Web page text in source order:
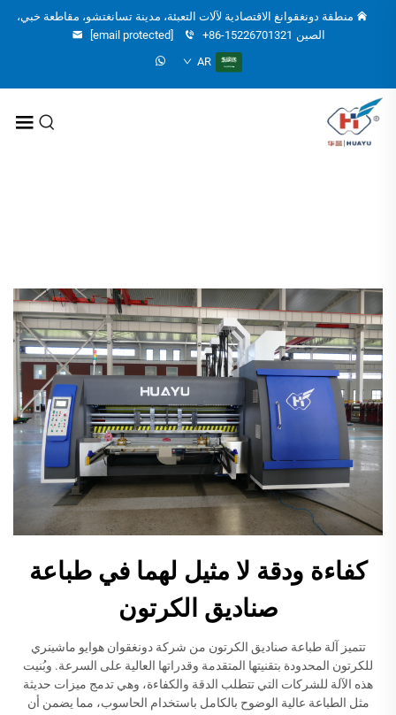
منطقة دونغقوانغ الاقتصادية لآلات التعبئة، مدينة تسانغتشو، مقاطعة خبي،
الصين +86-15226701321
[email protected]
AR
كفاءة ودقة لا مثيل لهما في طباعة
صناديق الكرتون
تتميز آلة طباعة صناديق الكرتون من شركة دونغقوان هوايو ماشينري
للكرتون المحدودة بتقنيتها المتقدمة وقدراتها العالية على السرعة. وبُنيت
هذه الآلة للشركات التي تتطلب الدقة والكفاءة، وهي تدمج ميزات حديثة
مثل الطباعة عالية الوضوح بالكامل باستخدام الحاسوب، مما يضمن أن